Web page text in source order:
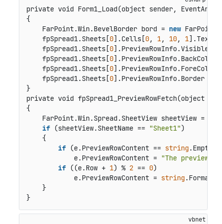
private void Form1_Load(object sender, EventArgs
{
    FarPoint.Win.BevelBorder bord =
new
    fpSpread1.Sheets[
0].Cells[0, 1, 10, 1].Text
    fpSpread1.Sheets[
0].PreviewRowInfo.Visible =
    fpSpread1.Sheets[
0].PreviewRowInfo.BackColor
    fpSpread1.Sheets[
0
    fpSpread1.Sheets[
0].PreviewRowInfo.Border =
}
private void fpSpread1_PreviewRowFetch(object
{
FarPoint.Win.Spread.SheetView sheetView =
if (sheetView.SheetName == "Sheet1")
    {
if (e.PreviewRowContent == string.Empty)
            e.PreviewRowContent =
"The preview
if ((e.Row + 1) % 2 == 0)
            e.PreviewRowContent =
string.Format(
    }
}